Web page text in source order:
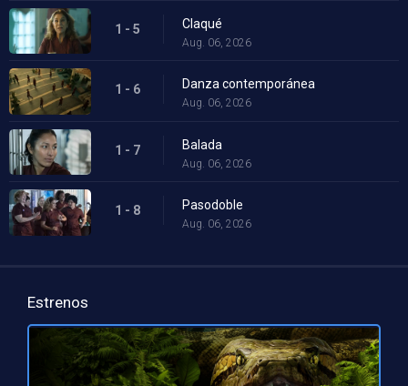
1 - 5 Claqué
Aug. 06, 2026
1 - 6 Danza contemporánea
Aug. 06, 2026
1 - 7 Balada
Aug. 06, 2026
1 - 8 Pasodoble
Aug. 06, 2026
Estrenos